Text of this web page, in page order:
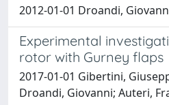
2012-01-01 Droandi,
Experimental
rotor with Gurney flaps
2017-01-01 Gibertini,
Droandi, Giovanni; Auteri,